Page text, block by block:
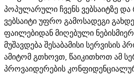
პოპულარული ჩვენს ვებსაიტზე და
ვებსაიტი უფრო გამოსადეგი
ფაილებიდან მიღებული
მუშავდება შესაბამისი სერვისის
ამიტომ გთხოვთ, წაიკითხოთ ამ
პროვაიდერების